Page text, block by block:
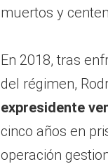
muertos y
En 2018, tras
del régimen,
expresidente
cinco años en
operación